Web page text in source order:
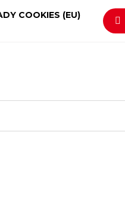
COOKIES (EU)